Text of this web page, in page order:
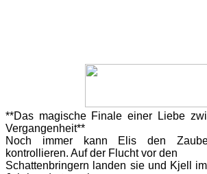
**Das magische Finale einer Liebe
Vergangenheit**
Noch immer kann Elis den
kontrollieren. Auf der Flucht vor den
Schattenbringern landen sie und Kjell